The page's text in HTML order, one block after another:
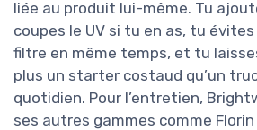
liée au produit lui-même. Tu
coupes le UV si tu en as, tu
filtre en même temps, et tu
plus un starter costaud qu’un
quotidien. Pour l’entretien,
ses autres gammes comme